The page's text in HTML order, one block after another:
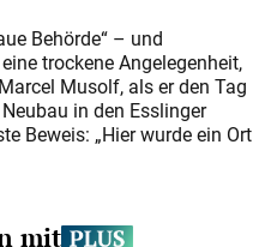
Behörde“ – und
trockene Angelegenheit,
Musolf, als er den Tag
in den Esslinger
Beweis: „Hier wurde ein Ort